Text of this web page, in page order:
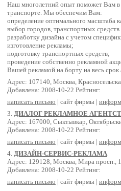
Наш многолетний опыт поможет Вам в
транспорте. Мы обеспечим Вам:
определение оптимального масштаба
выбор городов, транспортных
разработку дизайна с учетом
изготовление рекламы;
подготовку транспортных средств;
проведение собственно рекламной
Вашей рекламой на борту на весь срок
Адрес: 107140, Москва,
Добавлена: 2008-10-22 Рейтинг:
написать письмо | сайт фирмы |
3. ДИАЛОГ РЕКЛАМНОЕ
Адрес: 167000, Сыктывкар,
Добавлена: 2008-10-22 Рейтинг:
написать письмо | сайт фирмы |
4. ДИЗАЙН-СЕРВИС-РЕКЛАМА
Адрес: 129128, Москва, Мира просп.,
Добавлена: 2008-10-22 Рейтинг:
написать письмо | сайт фирмы |